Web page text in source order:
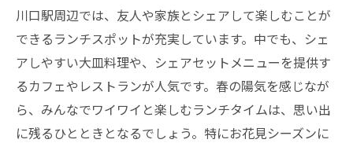
川口駅周辺では、友人や家族とシェアして楽しむことが
できるランチスポットが充実しています。中でも、シェ
アしやすい大皿料理や、シェアセットメニューを提供す
るカフェやレストランが人気です。春の陽気を感じなが
ら、みんなでワイワイと楽しむランチタイムは、思い出
に残るひとときとなるでしょう。特にお花見シーズンに